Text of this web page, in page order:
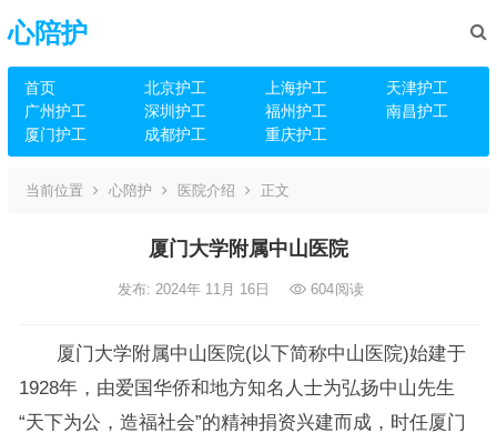
心陪护
首页 北京护工 上海护工
天津护工
广州护工
深圳护工 福州护工
南昌护工
厦门护工
成都护工 重庆护工
当前位置 心陪护 医院介绍 正文
厦门大学附属中山医院
发布: 2024年 11月 16日 604阅读
厦门大学附属中山医院(以下简称中山医院)始建于
1928年，由爱国华侨和地方知名人士为弘扬中山先生
“天下为公，造福社会”的精神捐资兴建而成，时任厦门